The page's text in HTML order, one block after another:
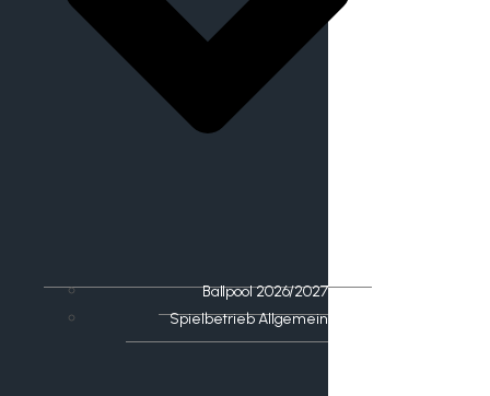
Ballpool 2026/2027
Spielbetrieb Allgemein